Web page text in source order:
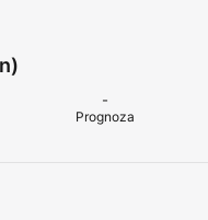
-
Prognoza